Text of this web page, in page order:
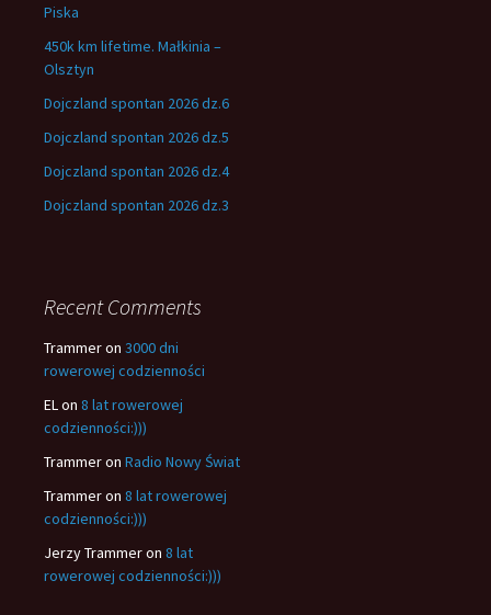
Piska
450k km lifetime. Małkinia –
Olsztyn
Dojczland spontan 2026 dz.6
Dojczland spontan 2026 dz.5
Dojczland spontan 2026 dz.4
Dojczland spontan 2026 dz.3
Recent Comments
Trammeron 3000 dni
rowerowej codzienności
ELon 8 lat rowerowej
codzienności:)))
Trammeron Radio Nowy Świat
Trammeron 8 lat rowerowej
codzienności:)))
Jerzy Trammeron 8 lat
rowerowej codzienności:)))